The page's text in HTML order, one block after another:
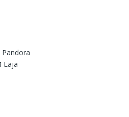
Pandora
Laja